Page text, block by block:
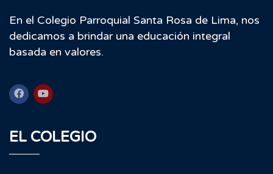
En el Colegio Parroquial Santa Rosa de Lima, nos
dedicamos a brindar una educación integral
basada en valores.
EL COLEGIO